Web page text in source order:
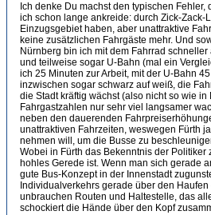
Ich denke Du machst den typischen
ich schon lange ankreide: durch Zick-Zack-
Einzugsgebiet haben, aber unattraktive
keine zusätzlichen Fahrgäste mehr. Und
Nürnberg bin ich mit dem Fahrrad
und teilweise sogar U-Bahn (mal ein
ich 25 Minuten zur Arbeit, mit der U-Bahn
inzwischen sogar schwarz auf weiß, die
die Stadt kräftig wächst (also nicht so wie in
Fahrgastzahlen nur sehr viel langsamer
neben den dauerenden
unattraktiven Fahrzeiten, weswegen Fürth
nehmen will, um die Busse zu
Wobei in Fürth das Bekenntnis der Politiker
hohles Gerede ist. Wenn man sich gerade
gute Bus-Konzept in der Innenstadt
Individualverkehrs gerade über den
unbrauchen Routen und Haltestelle, das
schockiert die Hände über den Kopf